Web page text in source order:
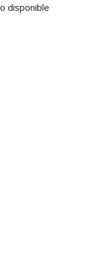
disponible